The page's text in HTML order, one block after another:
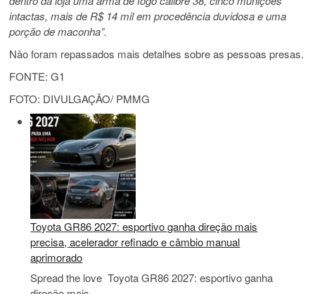
intactas, mais de R$ 14 mil em procedência duvidosa e uma
porção de maconha”.
Não foram repassados mais detalhes sobre as pessoas presas.
FONTE: G1
FOTO: DIVULGAÇÃO/ PMMG
Toyota GR86 2027: esportivo ganha direção mais
precisa, acelerador refinado e câmbio manual
aprimorado
Spread the love Toyota GR86 2027: esportivo ganha